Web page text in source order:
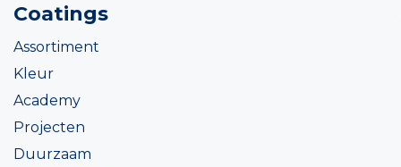
Coatings
Assortiment
Kleur
Academy
Projecten
Duurzaam